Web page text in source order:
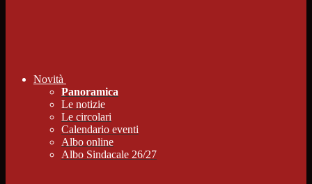
Novità
Panoramica
Le notizie
Le circolari
Calendario eventi
Albo online
Albo Sindacale 26/27